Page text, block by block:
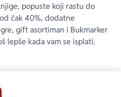
popuste koji rastu do
čak 40%, dodatne
gift asortiman i Bukmarker
lepše kada vam se isplati.